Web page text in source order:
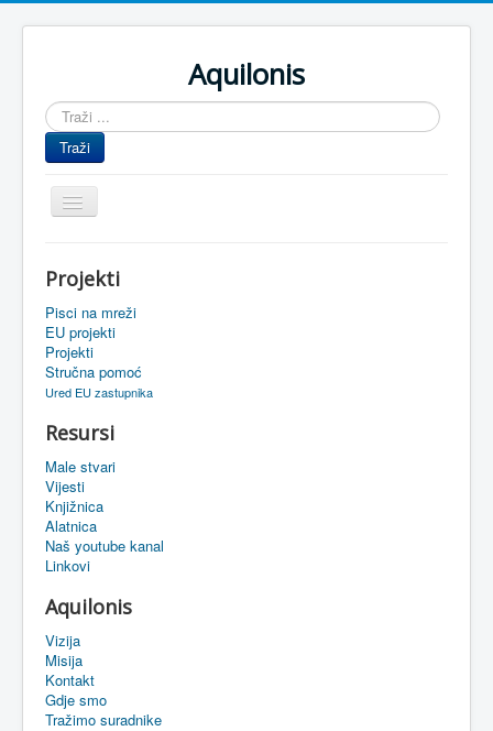
Aquilonis
Traži
...
Traži
Prikaz/Sakrivanje
navigacije
Upravljanje znanjem
Obrazovanje
Upravljanje projektima
Oaza
Sistemski alati
eMapa
Projekti
Pisci na mreži
EU projekti
Projekti
Stručna pomoć
Ured EU zastupnika
Resursi
Male stvari
Vijesti
Knjižnica
Alatnica
Naš youtube kanal
Linkovi
Aquilonis
Vizija
Misija
Kontakt
Gdje smo
Tražimo suradnike